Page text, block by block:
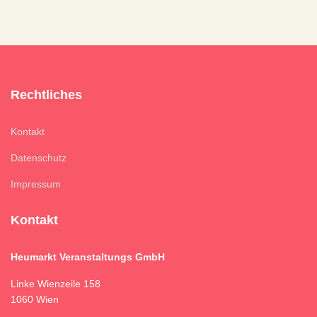
Rechtliches
Kontakt
Datenschutz
Impressum
Kontakt
Heumarkt Veranstaltungs GmbH
Linke Wienzeile 158
1060 Wien